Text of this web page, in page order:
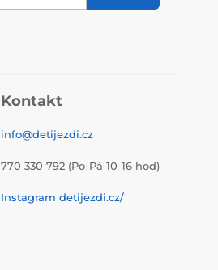
Kontakt
info@detijezdi.cz
770 330 792 (Po-Pá 10-16 hod)
Instagram detijezdi.cz/